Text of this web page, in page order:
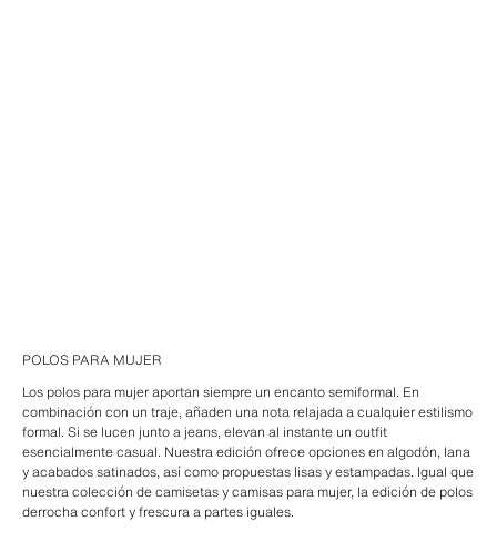
POLOS PARA MUJER
Los polos para mujer aportan siempre un encanto semiformal. En
combinación con un traje, añaden una nota relajada a cualquier estilismo
formal. Si se lucen junto a jeans, elevan al instante un outfit
esencialmente casual. Nuestra edición ofrece opciones en algodón, lana
y acabados satinados, así como propuestas lisas y estampadas. Igual que
nuestra colección de camisetas y camisas para mujer, la edición de polos
derrocha confort y frescura a partes iguales.